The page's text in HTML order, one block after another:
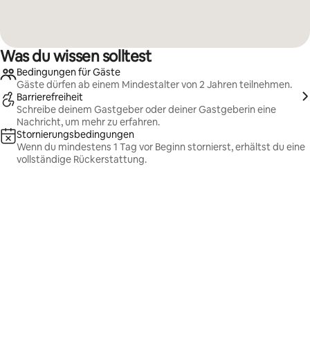
Was du wissen solltest
Bedingungen für Gäste
Gäste dürfen ab einem Mindestalter von 2 Jahren teilnehmen.
Barrierefreiheit
Schreibe deinem Gastgeber oder deiner Gastgeberin eine
Nachricht, um mehr zu erfahren.
Stornierungsbedingungen
Wenn du mindestens 1 Tag vor Beginn stornierst, erhältst du eine
vollständige Rückerstattung.